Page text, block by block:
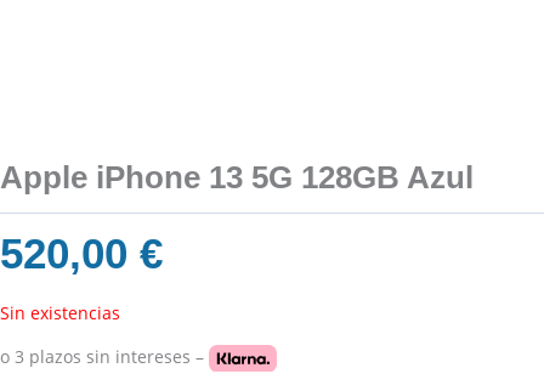
Apple iPhone 13 5G 128GB Azul
520,00 €
Sin existencias
o 3 plazos sin intereses –